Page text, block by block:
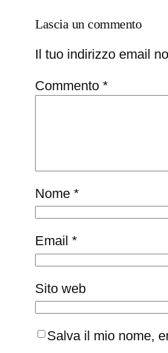
Lascia un commento
Il tuo indirizzo email
Commento *
Nome *
Email *
Sito web
Salva il mio nome,